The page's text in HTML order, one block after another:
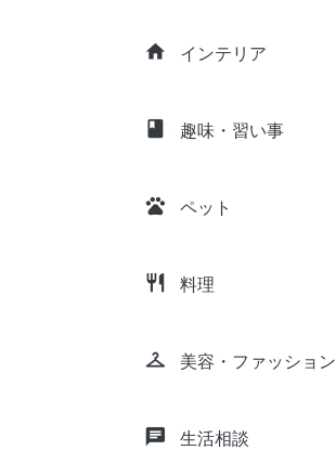
home インテリア
class 趣味・習い事
pets ペット
restaurant 料理
checkroom 美容・ファッション
chat 生活相談